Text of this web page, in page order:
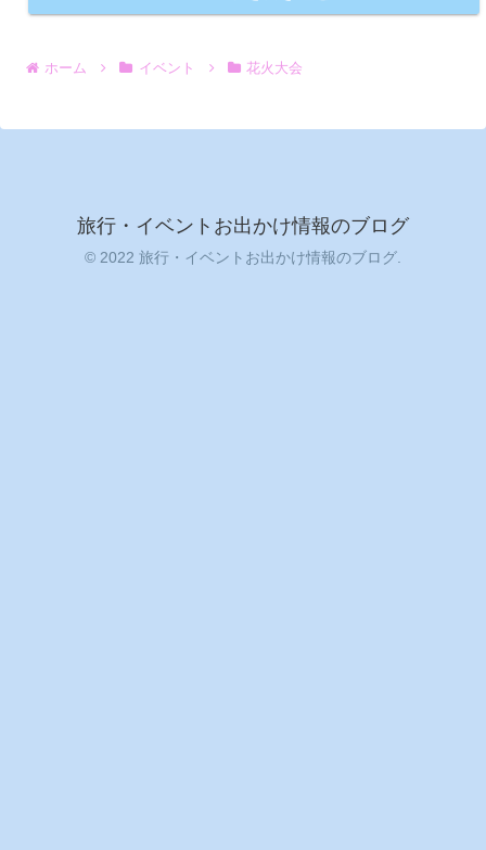
ホーム イベント 花火大会
旅行・イベントお出かけ情報のブログ
© 2022 旅行・イベントお出かけ情報のブログ.